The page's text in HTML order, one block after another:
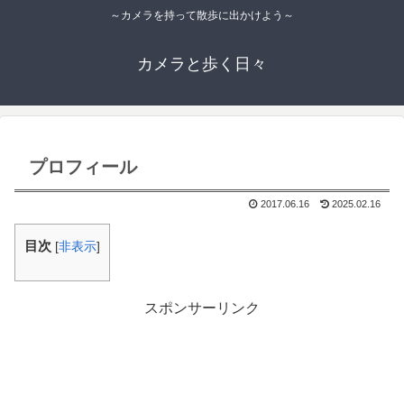
～カメラを持って散歩に出かけよう～
カメラと歩く日々
プロフィール
2017.06.16 2025.02.16
目次 [非表示]
スポンサーリンク